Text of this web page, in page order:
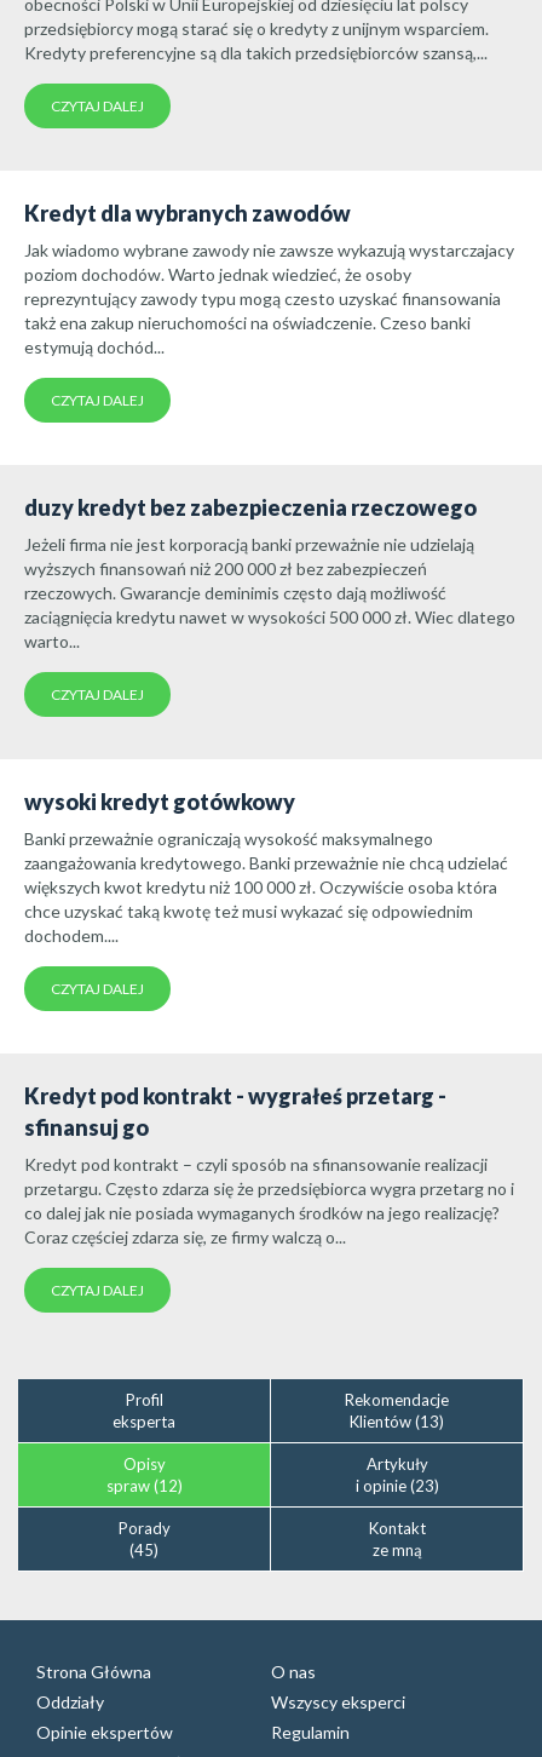
obecności Polski w Unii Europejskiej od dziesięciu lat polscy
przedsiębiorcy mogą starać się o kredyty z unijnym wsparciem.
Kredyty preferencyjne są dla takich przedsiębiorców szansą,...
CZYTAJ DALEJ
Kredyt dla wybranych zawodów
Jak wiadomo wybrane zawody nie zawsze wykazują wystarczajacy
poziom dochodów. Warto jednak wiedzieć, że osoby
reprezyntujący zawody typu mogą czesto uzyskać finansowania
takż ena zakup nieruchomości na oświadczenie. Czeso banki
estymują dochód...
CZYTAJ DALEJ
duzy kredyt bez zabezpieczenia rzeczowego
Jeżeli firma nie jest korporacją banki przeważnie nie udzielają
wyższych finansowań niż 200 000 zł bez zabezpieczeń
rzeczowych. Gwarancje deminimis często dają możliwość
zaciągnięcia kredytu nawet w wysokości 500 000 zł. Wiec dlatego
warto...
CZYTAJ DALEJ
wysoki kredyt gotówkowy
Banki przeważnie ograniczają wysokość maksymalnego
zaangażowania kredytowego. Banki przeważnie nie chcą udzielać
większych kwot kredytu niż 100 000 zł. Oczywiście osoba która
chce uzyskać taką kwotę też musi wykazać się odpowiednim
dochodem....
CZYTAJ DALEJ
Kredyt pod kontrakt - wygrałeś przetarg -
sfinansuj go
Kredyt pod kontrakt – czyli sposób na sfinansowanie realizacji
przetargu. Często zdarza się że przedsiębiorca wygra przetarg no i
co dalej jak nie posiada wymaganych środków na jego realizację?
Coraz częściej zdarza się, ze firmy walczą o...
CZYTAJ DALEJ
Profil
eksperta
Rekomendacje
Klientów (13)
Opisy
spraw (12)
Artykuły
i opinie (23)
Porady
(45)
Kontakt
ze mną
Strona Główna
O nas
Oddziały
Wszyscy eksperci
Opinie ekspertów
Regulamin